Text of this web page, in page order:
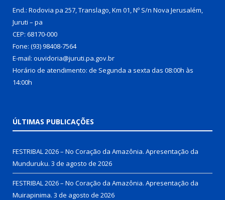
End.: Rodovia pa 257, Translago, Km 01, Nº S/n Nova Jerusalém,
Juruti – pa
CEP: 68170-000
Fone: (93) 98408-7564
E-mail: ouvidoria@juruti.pa.gov.br
Horário de atendimento: de Segunda a sexta das 08:00h às
14:00h
ÚLTIMAS PUBLICAÇÕES
FESTRIBAL 2026 – No Coração da Amazônia. Apresentação da
Munduruku. 3 de agosto de 2026
FESTRIBAL 2026 – No Coração da Amazônia. Apresentação da
Muirapinima. 3 de agosto de 2026